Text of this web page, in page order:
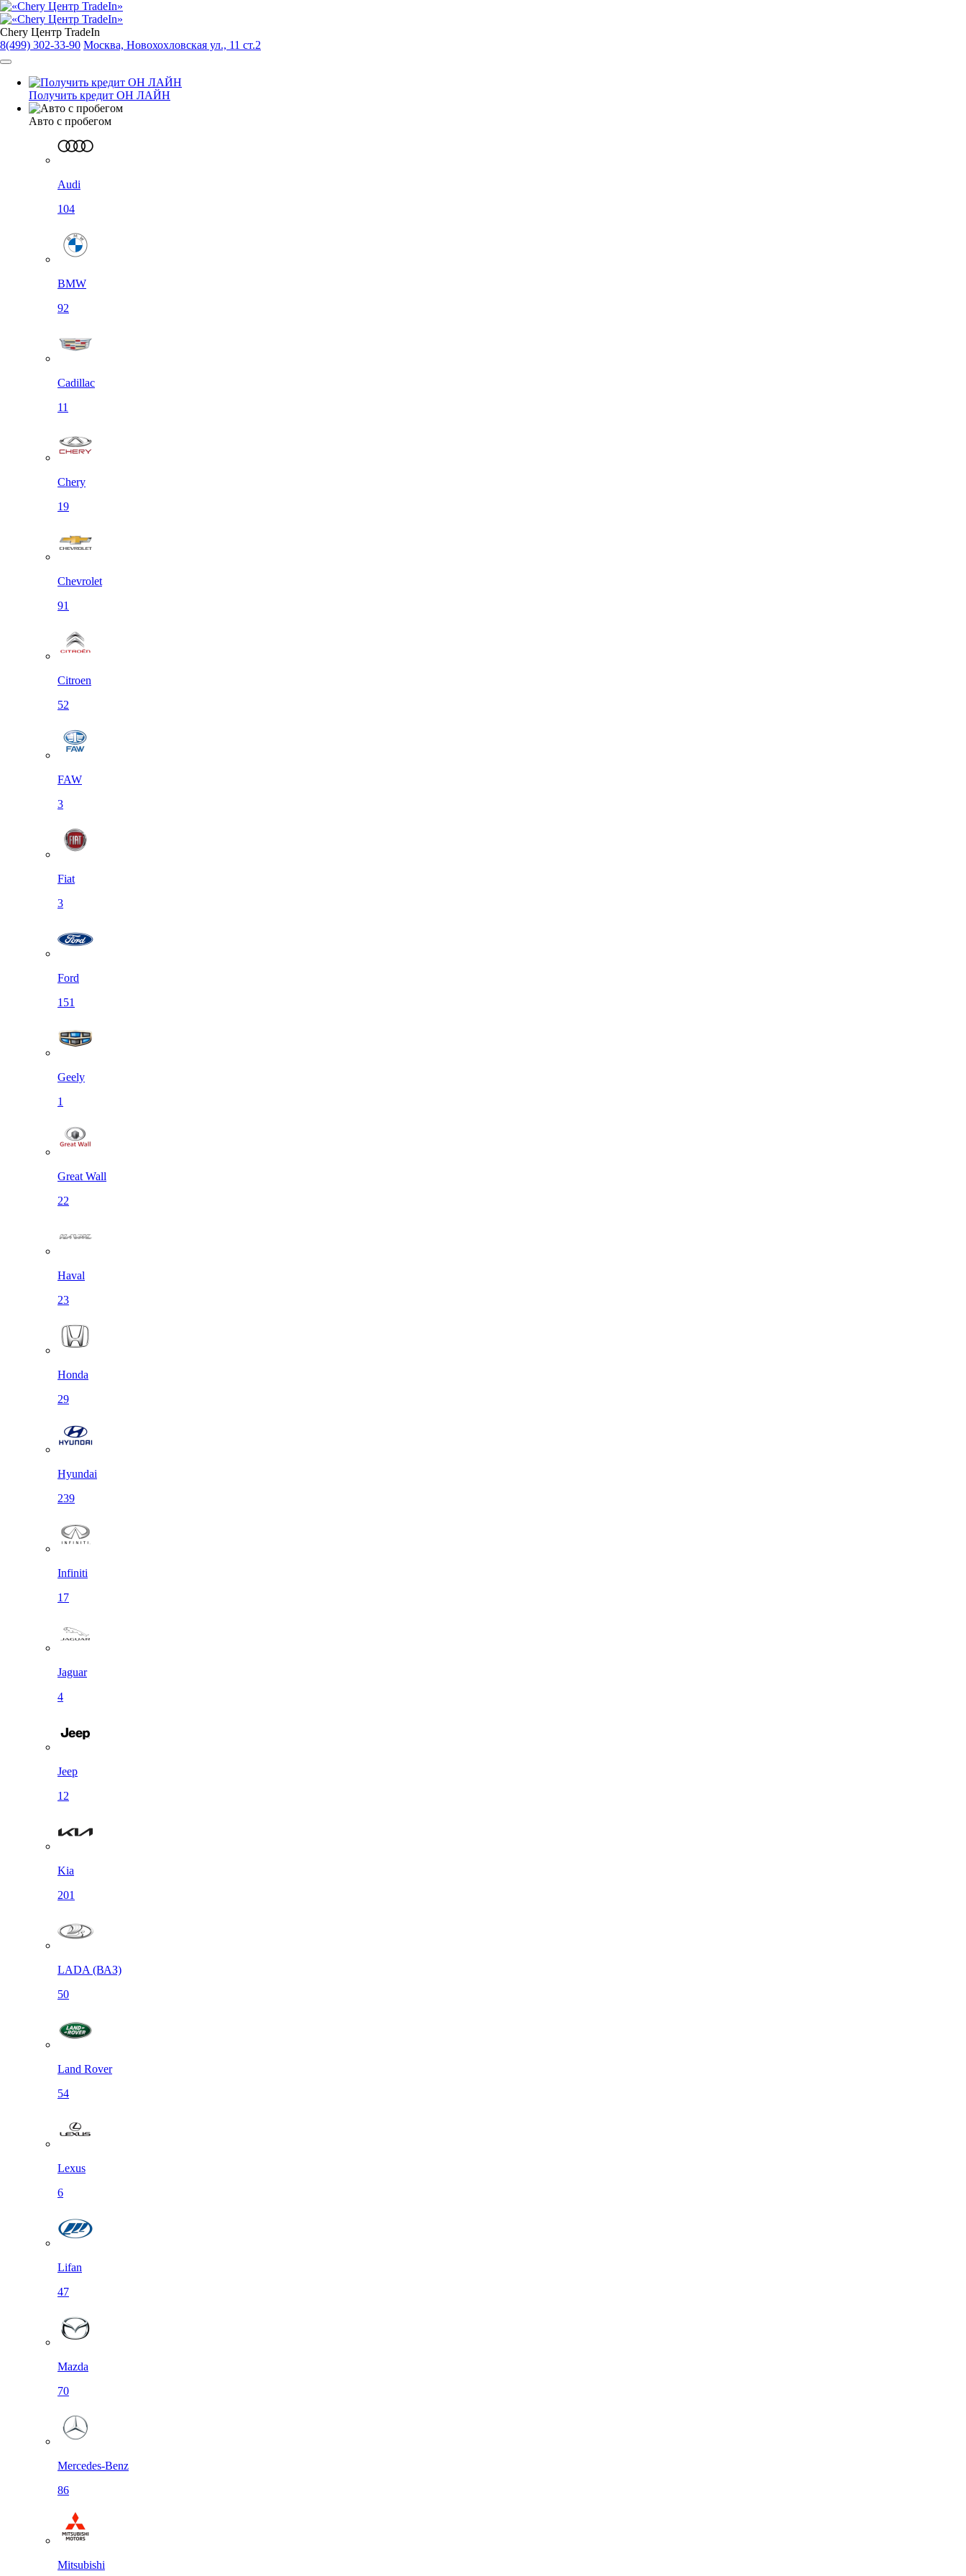
Chery Центр TradeIn
8(499) 302-33-90 Москва, Новохохловская ул., 11 ст.2
Получить кредит ОН ЛАЙН
Авто с пробегом
Audi
104
BMW
92
Cadillac
11
Chery
19
Chevrolet
91
Citroen
52
FAW
3
Fiat
3
Ford
151
Geely
1
Great Wall
22
Haval
23
Honda
29
Hyundai
239
Infiniti
17
Jaguar
4
Jeep
12
Kia
201
LADA (ВАЗ)
50
Land Rover
54
Lexus
6
Lifan
47
Mazda
70
Mercedes-Benz
86
Mitsubishi